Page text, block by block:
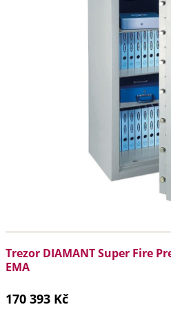
Trezor DIAMANT Super Fire
EMA
170 393 Kč